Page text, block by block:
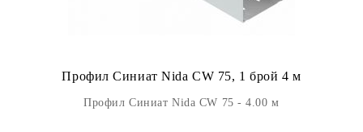
Профил Синиат Nida CW 75, 1 брой 4 м
Профил Синиат Nida CW 75 - 4.00 м